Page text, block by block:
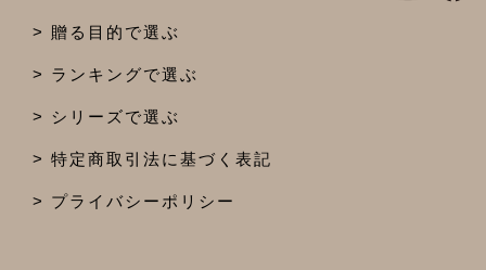
贈る目的で選ぶ
ランキングで選ぶ
シリーズで選ぶ
特定商取引法に基づく表記
プライバシーポリシー